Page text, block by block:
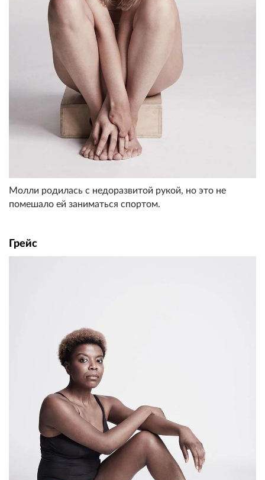
Молли родилась с недоразвитой рукой, но это не
помешало ей заниматься спортом.
Грейс